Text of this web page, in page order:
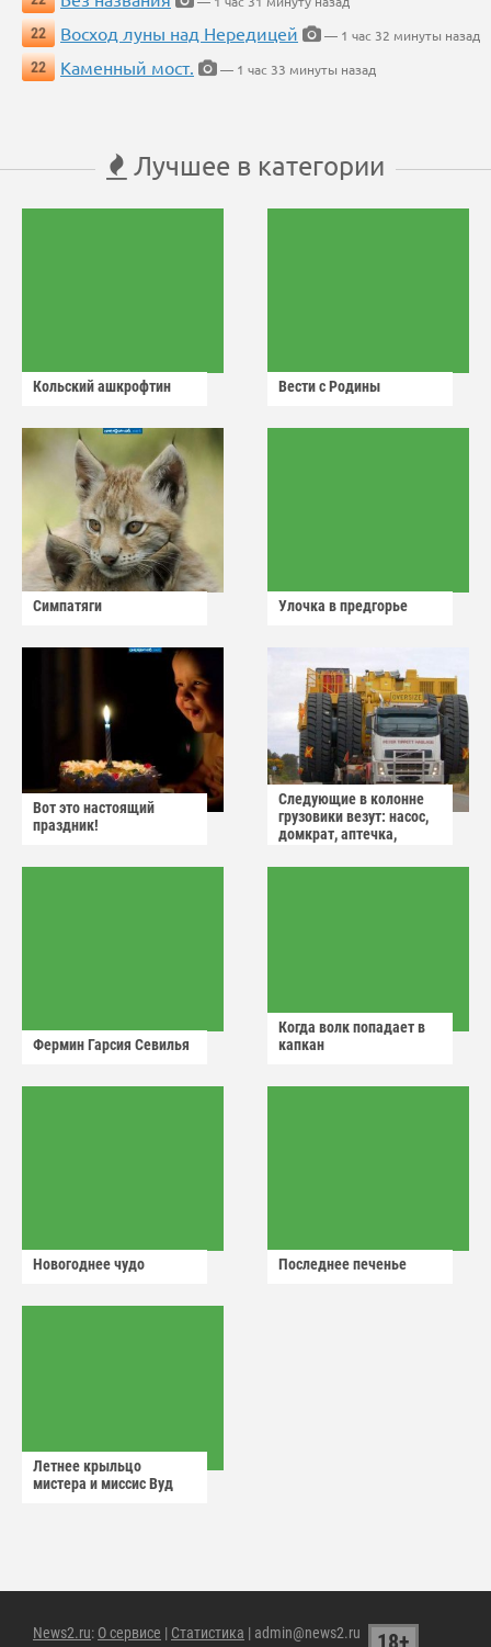
22
Восход луны над Нередицей
— 1 час 32 минуты назад
22
Каменный мост. — 1 час 33 минуты назад
Лучшее в категории
Кольский ашкрофтин Вести с Родины
Симпатяги Улочка в предгорье
Вот это настоящий
праздник!
Следующие в колонне
грузовики везут: насос,
домкрат, аптечка,
Фермин Гарсия Севилья
Когда волк попадает в
капкан
Новогоднее чудо Последнее печенье
Летнее крыльцо
мистера и миссис Вуд
News2.ru: О сервисе | Статистика | admin@news2.ru